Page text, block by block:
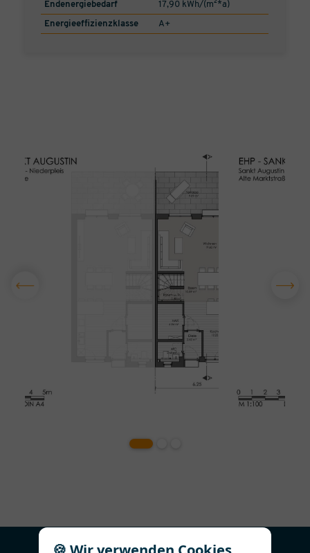
Endenergiebedarf 17,90 kWh/(m²*a)
Energieeffizienzklasse A+